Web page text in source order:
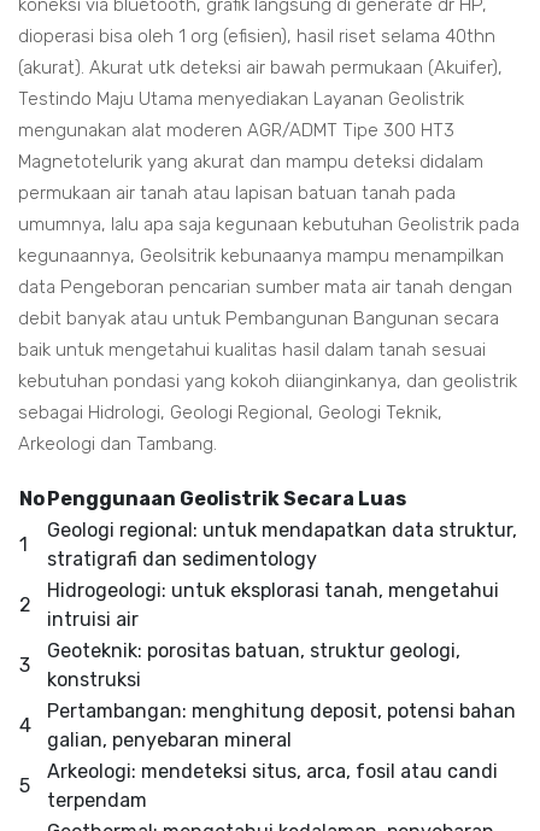
koneksi via bluetooth, grafik langsung di generate dr HP,
dioperasi bisa oleh 1 org (efisien), hasil riset selama 40thn
(akurat). Akurat utk deteksi air bawah permukaan (Akuifer),
Testindo Maju Utama menyediakan Layanan Geolistrik
mengunakan alat moderen AGR/ADMT Tipe 300 HT3
Magnetotelurik yang akurat dan mampu deteksi didalam
permukaan air tanah atau lapisan batuan tanah pada
umumnya, lalu apa saja kegunaan kebutuhan Geolistrik pada
kegunaannya, Geolsitrik kebunaanya mampu menampilkan
data Pengeboran pencarian sumber mata air tanah dengan
debit banyak atau untuk Pembangunan Bangunan secara
baik untuk mengetahui kualitas hasil dalam tanah sesuai
kebutuhan pondasi yang kokoh diianginkanya, dan geolistrik
sebagai Hidrologi, Geologi Regional, Geologi Teknik,
Arkeologi dan Tambang.
NoPenggunaan Geolistrik Secara Luas
1
Geologi regional: untuk mendapatkan data struktur,
stratigrafi dan sedimentology
2
Hidrogeologi: untuk eksplorasi tanah, mengetahui
intruisi air
3
Geoteknik: porositas batuan, struktur geologi,
konstruksi
4
Pertambangan: menghitung deposit, potensi bahan
galian, penyebaran mineral
5
Arkeologi: mendeteksi situs, arca, fosil atau candi
terpendam